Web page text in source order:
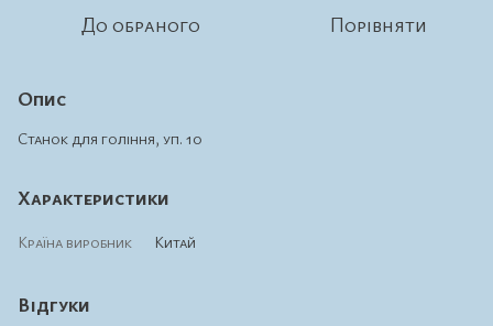
До обраного Порівняти
Опис
Станок для гоління, уп. 10
Характеристики
Країна виробник Китай
Відгуки